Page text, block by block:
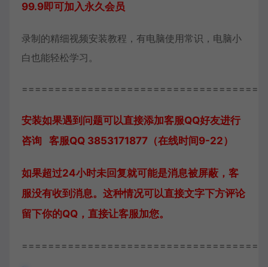
99.9即可加入永久会员
录制的精细视频安装教程，有电脑使用常识，电脑小
白也能轻松学习。
安装如果遇到问题可以直接添加客服QQ好友进行
咨询 客服QQ 3853171877（在线时间9-22）
如果超过24小时未回复就可能是消息被屏蔽，客
服没有收到消息。这种情况可以直接文字下方评论
留下你的QQ，直接让客服加您。